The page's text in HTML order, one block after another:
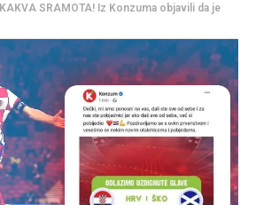
KAKVA SRAMOTA! Iz Konzuma objavili da je